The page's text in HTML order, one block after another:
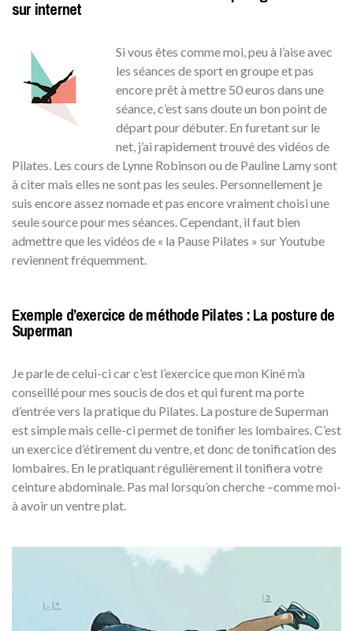
sur internet
Si vous êtes comme moi, peu à l’aise avec
les séances de sport en groupe et pas
encore prêt à mettre 50 euros dans une
séance, c’est sans doute un bon point de
départ pour débuter. En furetant sur le
net, j’ai rapidement trouvé des vidéos de
Pilates. Les cours de Lynne Robinson ou de Pauline Lamy sont
à citer mais elles ne sont pas les seules. Personnellement je
suis encore assez nomade et pas encore vraiment choisi une
seule source pour mes séances. Cependant, il faut bien
admettre que les vidéos de « la Pause Pilates » sur Youtube
reviennent fréquemment.
Exemple d’exercice de méthode Pilates : La posture de
Superman
Je parle de celui-ci car c’est l’exercice que mon Kiné m’a
conseillé pour mes soucis de dos et qui furent ma porte
d’entrée vers la pratique du Pilates. La posture de Superman
est simple mais celle-ci permet de tonifier les lombaires. C’est
un exercice d’étirement du ventre, et donc de tonification des
lombaires. En le pratiquant régulièrement il tonifiera votre
ceinture abdominale. Pas mal lorsqu’on cherche –comme moi-
à avoir un ventre plat.